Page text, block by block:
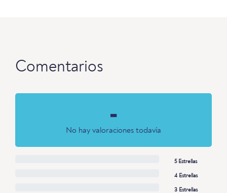
Comentarios
-
No hay valoraciones todavía
5 Estrellas
4 Estrellas
3 Estrellas